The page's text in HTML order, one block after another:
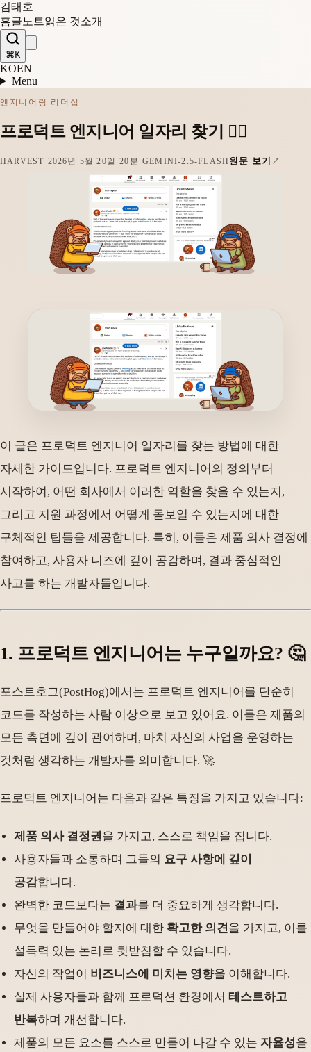
김태호
홈글 노트읽은 것소개
⌘K
KOEN
Menu
엔지니어링 리더십
프로덕트 엔지니어 일자리 찾기 🕵️‍♀️
HARVEST· 2026년 5월 20일 ·20분 ·GEMINI-2.5-FLASH 원문 보기
이 글은 프로덕트 엔지니어 일자리를 찾는 방법에 대한
자세한 가이드입니다. 프로덕트 엔지니어의 정의부터
시작하여, 어떤 회사에서 이러한 역할을 찾을 수 있는지,
그리고 지원 과정에서 어떻게 돋보일 수 있는지에 대한
구체적인 팁들을 제공합니다. 특히, 이들은 제품 의사 결정에
참여하고, 사용자 니즈에 깊이 공감하며, 결과 중심적인
사고를 하는 개발자들입니다.
1. 프로덕트 엔지니어는 누구일까요? 🤔
포스트호그(PostHog)에서는 프로덕트 엔지니어를 단순히
코드를 작성하는 사람 이상으로 보고 있어요. 이들은 제품의
모든 측면에 깊이 관여하며, 마치 자신의 사업을 운영하는
것처럼 생각하는 개발자를 의미합니다. 🚀
프로덕트 엔지니어는 다음과 같은 특징을 가지고 있습니다:
제품 의사 결정권을 가지고, 스스로 책임을 집니다.
사용자들과 소통하며 그들의 요구 사항에 깊이
공감합니다.
완벽한 코드보다는 결과를 더 중요하게 생각합니다.
무엇을 만들어야 할지에 대한 확고한 의견을 가지고, 이를
설득력 있는 논리로 뒷받침할 수 있습니다.
자신의 작업이 비즈니스에 미치는 영향을 이해합니다.
실제 사용자들과 함께 프로덕션 환경에서 테스트하고
반복하며 개선합니다.
제품의 모든 요소를 스스로 만들어 나갈 수 있는 자율성을